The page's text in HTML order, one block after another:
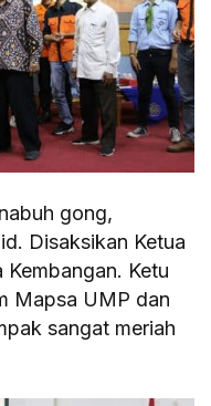
gong,
Disaksikan Ketua
Ketu
Mapsa UMP dan
sangat meriah